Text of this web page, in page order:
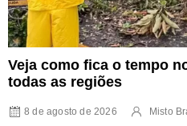
Veja como fica o tempo
todas as regiões
8 de agosto de 2026 Misto